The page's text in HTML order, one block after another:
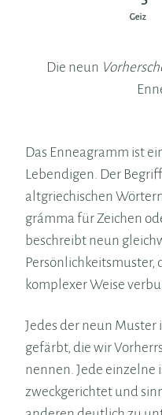
Die neun
Das Enneagramm ist
Lebendigen. Der
altgriechischen
grámma für Zeichen
beschreibt neun
komplexer Weise
Jedes der neun Muster
gefärbt, die wir
nennen. Jede einzelne
zweckgerichtet und